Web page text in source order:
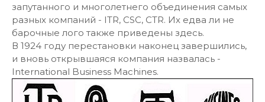
запутанного и многолетнего объединения самых
разных компаний - ITR, CSC, CTR. Их едва ли не
барочные лого также приведены здесь.
В 1924 году перестановки наконец завершились,
и вновь открывшаяся компания назвалась -
International Business Machines.